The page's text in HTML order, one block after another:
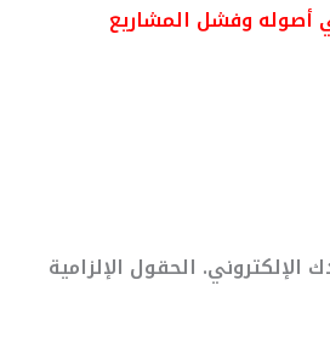
أصوله وفشل المشاريع
الإلكتروني. الحقول الإلزامية